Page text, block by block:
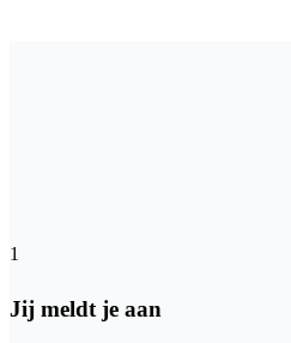
1
Jij meldt je aan